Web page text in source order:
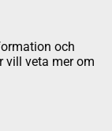
och
vill veta mer om